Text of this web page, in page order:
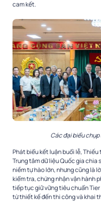
cam kết.
Các đại biểu
Phát biểu kết luận buổi lễ,
Trung tâm dữ liệu Quốc gia chia
niềm tự hào lớn, nhưng cũng là
kiểm tra, chứng nhận vận hành
tiếp tục giữ vững tiêu chuẩn
từ thiết kế đến thi công và khai